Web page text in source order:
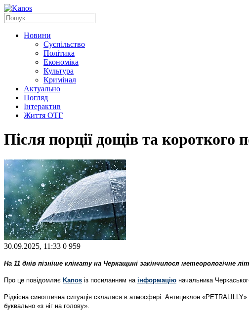
Новини
Суспільство
Політика
Економіка
Культура
Кримінал
Актуально
Погляд
Інтерактив
Життя ОТГ
Після порції дощів та короткого
30.09.2025, 11:33 0 959
На 11 днів пізніше клімату на Черкащині закінчилося метеорологічне
Про це повідомляє Kanos із посиланням на інформацію начальника
Рідкісна синоптична ситуація склалася в атмосфері. Антициклон
буквально «з ніг на голову».